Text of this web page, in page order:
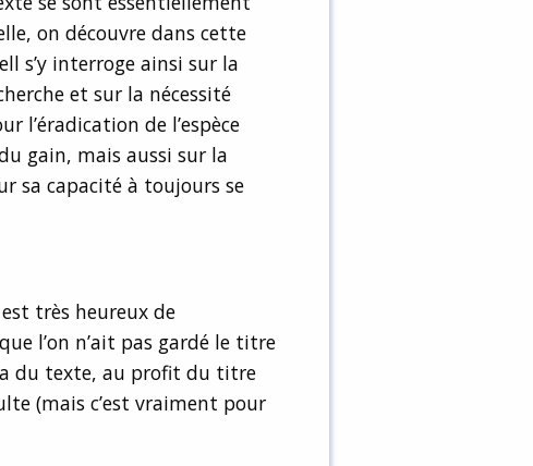
on découvre dans cette
s’y interroge ainsi sur la
et sur la nécessité
l’éradication de l’espèce
gain, mais aussi sur la
sa capacité à toujours se
très heureux de
l’on n’ait pas gardé le titre
du texte, au profit du titre
(mais c’est vraiment pour